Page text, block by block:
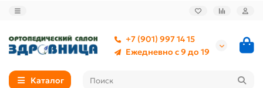
+7 (901) 997 14 15
Ежедневно с 9 до 19
Каталог